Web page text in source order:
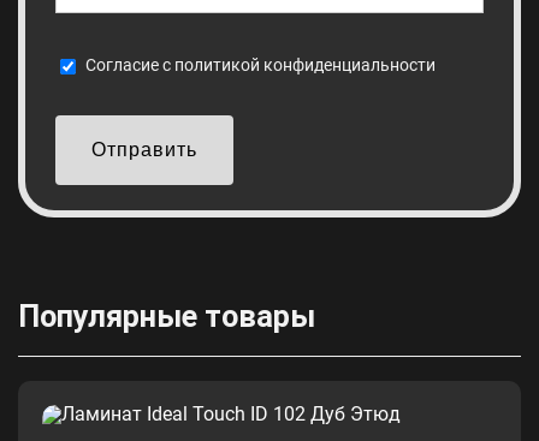
Cогласие с политикой конфиденциальности
Отправить
Популярные товары